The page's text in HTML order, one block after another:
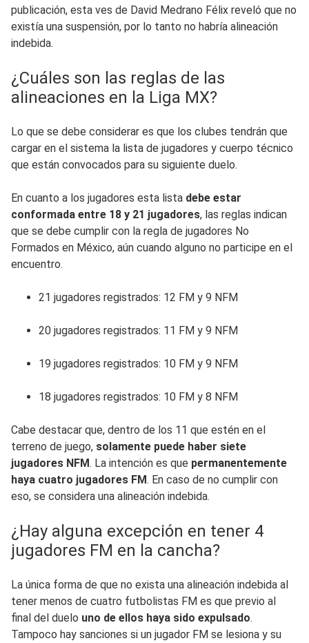
publicación, esta ves de David Medrano Félix reveló que no
existía una suspensión, por lo tanto no habría alineación
indebida.
¿Cuáles son las reglas de las
alineaciones en la Liga MX?
Lo que se debe considerar es que los clubes tendrán que
cargar en el sistema la lista de jugadores y cuerpo técnico
que están convocados para su siguiente duelo.
En cuanto a los jugadores esta lista debe estar
conformada entre 18 y 21 jugadores, las reglas indican
que se debe cumplir con la regla de jugadores No
Formados en México, aún cuando alguno no participe en el
encuentro.
21 jugadores registrados: 12 FM y 9 NFM
20 jugadores registrados: 11 FM y 9 NFM
19 jugadores registrados: 10 FM y 9 NFM
18 jugadores registrados: 10 FM y 8 NFM
Cabe destacar que, dentro de los 11 que estén en el
terreno de juego, solamente puede haber siete
jugadores NFM. La intención es que permanentemente
haya cuatro jugadores FM. En caso de no cumplir con
eso, se considera una alineación indebida.
¿Hay alguna excepción en tener 4
jugadores FM en la cancha?
La única forma de que no exista una alineación indebida al
tener menos de cuatro futbolistas FM es que previo al
final del duelo uno de ellos haya sido expulsado.
Tampoco hay sanciones si un jugador FM se lesiona y su